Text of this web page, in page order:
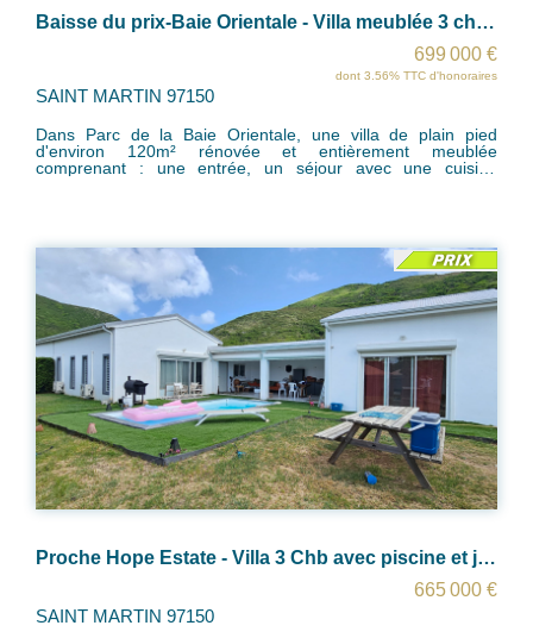
Baisse du prix-Baie Orientale - Villa meublée 3 chb avec piscine
699 000 €
dont 3.56% TTC d'honoraires
SAINT MARTIN 97150
Dans Parc de la Baie Orientale, une villa de plain pied
d'environ 120m² rénovée et entièrement meublée
comprenant : une entrée, un séjour avec une cuisine
et jardin tout autour de la maison. NB: Shon restante sur la
copropriété de 4 lots. Proche de toutes commodités et des
plages. Charges peu élevées opportunité à saisir!
Proche Hope Estate - Villa 3 Chb avec piscine et jardin
665 000 €
SAINT MARTIN 97150